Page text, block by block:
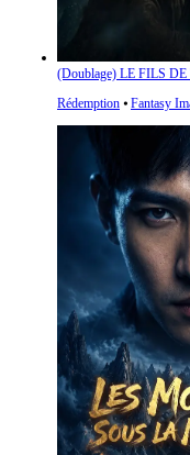
(Doublage) LE FILS
Rédemption ⦁ Fantasy